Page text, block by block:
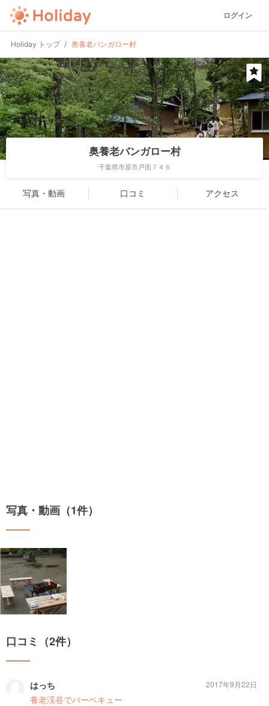
ログイン
Holiday トップ 奥養老バンガロー村
奥養老バンガロー村
千葉県市原市戸面７４６
写真・動画 口コミ アクセス
写真・動画（1件）
口コミ（2件）
はっち
養老渓谷でバーベキュー
2017年9月22日